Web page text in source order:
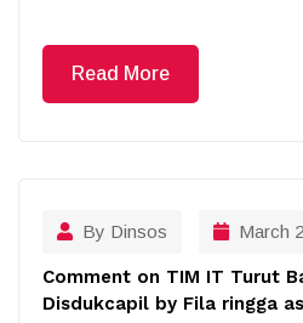
Read More
By Dinsos March
Comment on TIM IT Turut
Disdukcapil by Fila ringga